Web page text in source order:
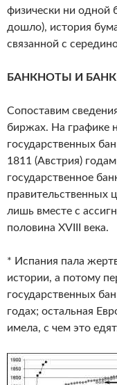
физически ни одной
дошло), история
связанной с
БАНКНОТЫ И
Сопоставим
биржах. На графике
государственных
1811 (Австрия)
государственное
правительственных
лишь вместе с
половина XVIII века.
* Испания пала
истории, а потому
государственных
годах; остальная
имела, с чем это